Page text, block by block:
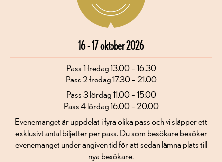
16 - 17 oktober 2026
Pass 1 fredag 13.00 – 16.30
Pass 2 fredag 17.30 – 21.00
Pass 3 lördag 11.00 – 15.00
Pass 4 lördag 16.00 – 20.00
Evenemanget är uppdelat i fyra olika pass och vi släpper ett
exklusivt antal biljetter per pass. Du som besökare besöker
evenemanget under angiven tid för att sedan lämna plats till
nya besökare.